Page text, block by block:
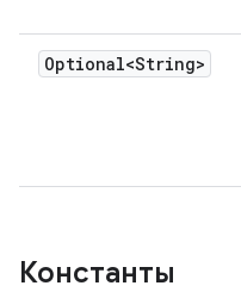
Optional<String>
Константы